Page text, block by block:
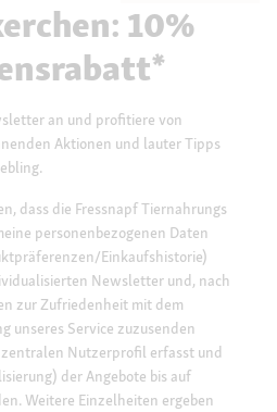
10%
an und profitiere von
Aktionen und lauter Tipps
dass die Fressnapf Tiernahrungs
personenbezogenen Daten
Einkaufshistorie)
Newsletter und, nach
zur Zufriedenheit mit dem
unseres Service zuzusenden
zentralen Nutzerprofil erfasst und
der Angebote bis auf
Weitere Einzelheiten ergeben